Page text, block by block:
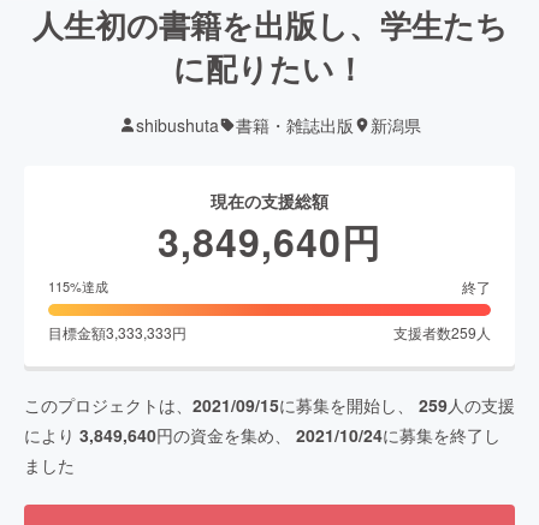
人生初の書籍を出版し、学生たち
に配りたい！
shibushuta 書籍・雑誌出版 新潟県
現在の支援総額
3,849,640円
115%達成 終了
目標金額3,333,333円 支援者数259 人
このプロジェクトは、 2021/09/15に募集を開始し、 259人の支援
により 3,849,640円の資金を集め、 2021/10/24に募集を終了し
ました